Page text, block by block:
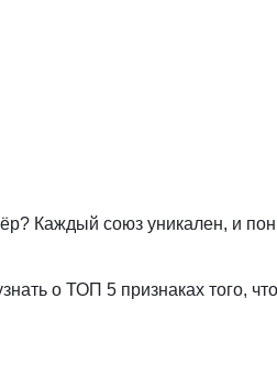
Каждый союз уникален, и
о ТОП 5 признаках того,